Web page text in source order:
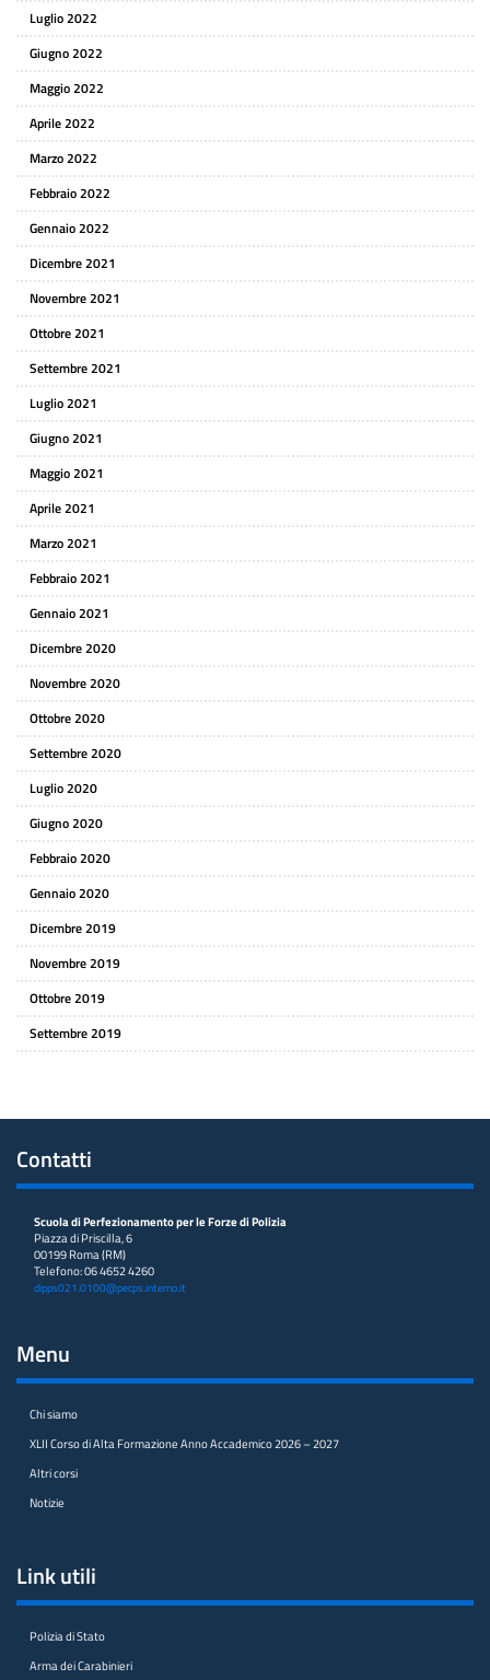
Luglio 2022
Giugno 2022
Maggio 2022
Aprile 2022
Marzo 2022
Febbraio 2022
Gennaio 2022
Dicembre 2021
Novembre 2021
Ottobre 2021
Settembre 2021
Luglio 2021
Giugno 2021
Maggio 2021
Aprile 2021
Marzo 2021
Febbraio 2021
Gennaio 2021
Dicembre 2020
Novembre 2020
Ottobre 2020
Settembre 2020
Luglio 2020
Giugno 2020
Febbraio 2020
Gennaio 2020
Dicembre 2019
Novembre 2019
Ottobre 2019
Settembre 2019
Contatti
Scuola di Perfezionamento per le Forze di Polizia
Piazza di Priscilla, 6
00199 Roma (RM)
Telefono: 06 4652 4260
dipps021.0100@pecps.interno.it
Menu
Chi siamo
XLII Corso di Alta Formazione Anno Accademico 2026 – 2027
Altri corsi
Notizie
Link utili
Polizia di Stato
Arma dei Carabinieri